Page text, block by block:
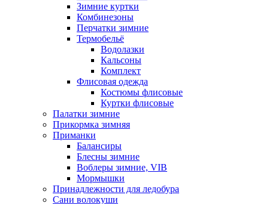
Зимние куртки
Комбинезоны
Перчатки зимние
Термобельё
Водолазки
Кальсоны
Комплект
Флисовая одежда
Костюмы флисовые
Куртки флисовые
Палатки зимние
Прикормка зимняя
Приманки
Балансиры
Блесны зимние
Воблеры зимние, VIB
Мормышки
Принадлежности для ледобура
Сани волокуши